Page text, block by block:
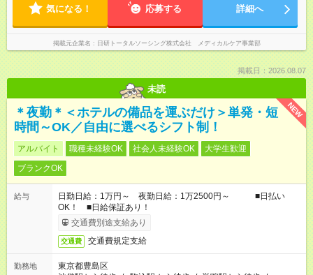
気になる！ 応募する 詳細へ
掲載元企業名 日研トータルソーシング株式会社 メディカルケア事業部
掲載日：2026.08.07
未読
NEW
＊夜勤＊＜ホテルの備品を運ぶだけ＞単発・短
時間～OK／自由に選べるシフト制！
アルバイト 職種未経験OK 社会人未経験OK
大学生歓迎
ブランクOK
給与
日勤日給：1万円～ 夜勤日給：1万2500円～ ■日払い
OK！ ■日給保証あり！
交通費別途支給あり
交通費 交通費規定支給
勤務地
東京都豊島区